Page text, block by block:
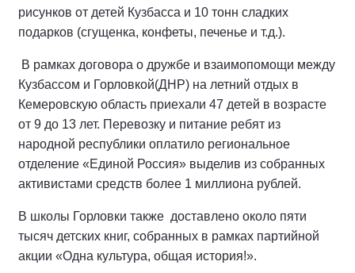
рисунков от детей Кузбасса и 10 тонн сладких
подарков (сгущенка, конфеты, печенье и т.д.).
В рамках договора о дружбе и взаимопомощи между
Кузбассом и Горловкой(ДНР) на летний отдых в
Кемеровскую область приехали 47 детей в возрасте
от 9 до 13 лет. Перевозку и питание ребят из
народной республики оплатило региональное
отделение «Единой Россия» выделив из собранных
активистами средств более 1 миллиона рублей.
В школы Горловки также доставлено около пяти
тысяч детских книг, собранных в рамках партийной
акции «Одна культура, общая история!».